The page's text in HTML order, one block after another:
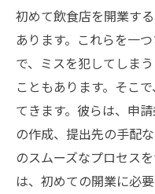
初めて飲食店を開業す
あります。これらを一
で、ミスを犯してしま
こともあります。そこ
てきます。彼らは、申
の作成、提出先の手配
のスムーズなプロセス
は、初めての開業に必